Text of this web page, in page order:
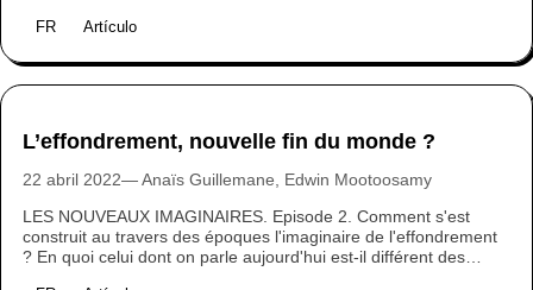
Eléments de réponse.
FR Artículo
L’effondrement, nouvelle fin du monde ?
22 abril 2022 Anaïs Guillemane, Edwin Mootoosamy
LES NOUVEAUX IMAGINAIRES. Episode 2. Comment s'est
construit au travers des époques l'imaginaire de l'effondrement
? En quoi celui dont on parle aujourd'hui est-il différent des